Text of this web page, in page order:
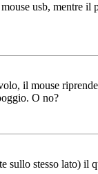
usb, mentre
il mouse
O no?
stesso lato) il